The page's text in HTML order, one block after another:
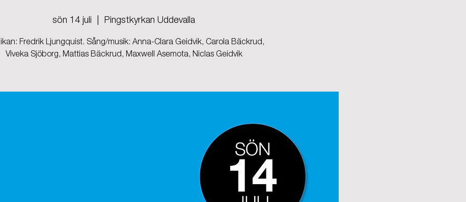
sön 14 juli Pingstkyrkan Uddevalla
Fredrik Ljungquist. Sång/musik: Anna-Clara Geidvik, Carola Bäckrud,
Viveka Sjöborg, Mattias Bäckrud, Maxwell Asemota, Niclas Geidvik